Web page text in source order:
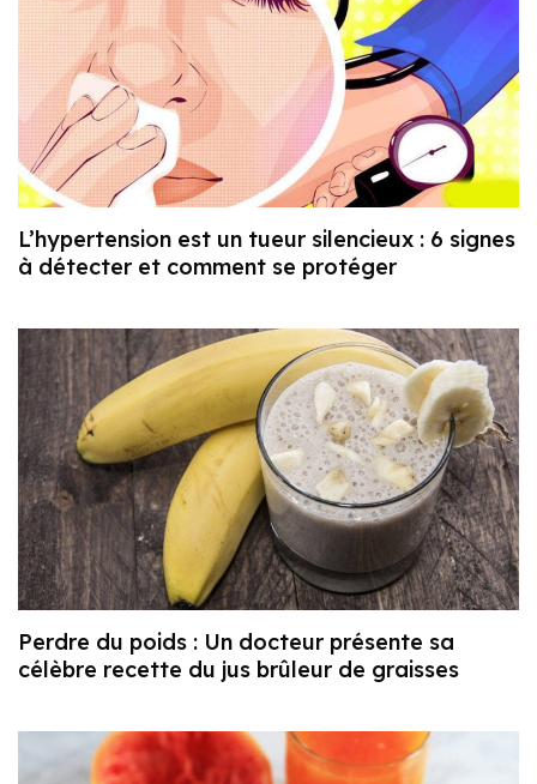
L’hypertension est un tueur silencieux : 6 signes
à détecter et comment se protéger
Perdre du poids : Un docteur présente sa
célèbre recette du jus brûleur de graisses